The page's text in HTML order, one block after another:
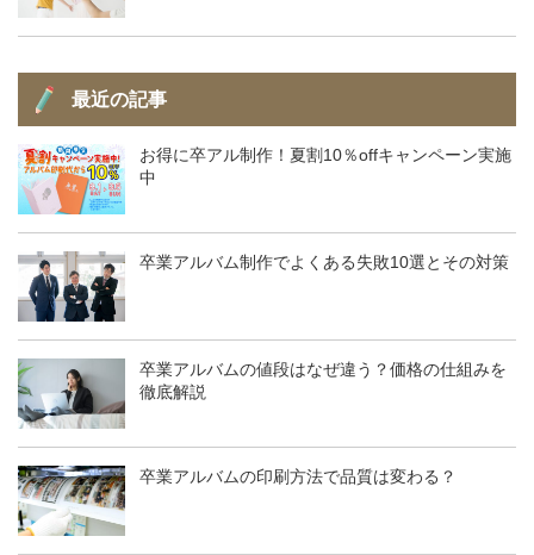
最近の記事
お得に卒アル制作！夏割10％offキャンペーン実施
中
卒業アルバム制作でよくある失敗10選とその対策
卒業アルバムの値段はなぜ違う？価格の仕組みを
徹底解説
卒業アルバムの印刷方法で品質は変わる？